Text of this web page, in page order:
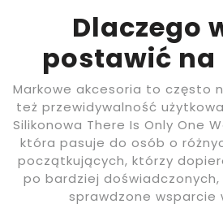
Dlaczego
postawić na
Markowe akcesoria to często
też przewidywalność
Silikonowa There Is Only One
która pasuje do osób o
początkujących, którzy
po bardziej
sprawdzone wsparcie